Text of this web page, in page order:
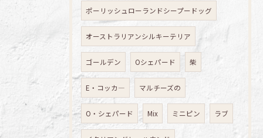
ポーリッシュローランドシープードッグ
オーストラリアンシルキーテリア
ゴールデン Oシェパード 柴
E・コッカ― マルチーズの
O・シェパード Mix ミニピン ラブ